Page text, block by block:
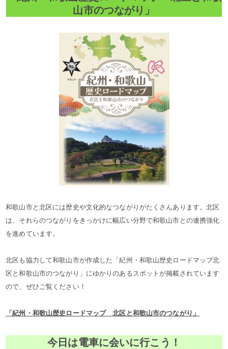
山市のつながり」
和歌山市と北区には歴史や文化的なつながりがたくさんあります。北区
は、それらのつながりをきっかけに幅広い分野で和歌山市との連携強化
を進めています。
北区も協力して和歌山市が作成した「紀州・和歌山歴史ロードマップ北
区と和歌山市のつながり」にゆかりのあるスポットが掲載されています
ので、ぜひご覧ください！
「紀州・和歌山歴史ロードマップ 北区と和歌山市のつながり」
今日は電車に会いに行こう！